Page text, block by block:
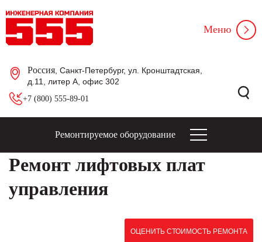
Россия , Санкт-Петербург, ул. Кронштадтская,
д.11, литер А, офис 302
+7 (800) 555-89-01
Меню
Ремонтируемое оборудование
Ремонт лифтовых плат
управления
ОЦЕНИТЬ СТОИМОСТЬ РЕМОНТА